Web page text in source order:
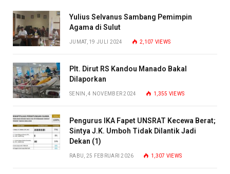
Yulius Selvanus Sambang Pemimpin
Agama di Sulut
JUMAT, 19 JULI 2024 2,107 VIEWS
Plt. Dirut RS Kandou Manado Bakal
Dilaporkan
SENIN, 4 NOVEMBER 2024 1,355 VIEWS
Pengurus IKA Fapet UNSRAT Kecewa Berat;
Sintya J.K. Umboh Tidak Dilantik Jadi
Dekan (1)
RABU, 25 FEBRUARI 2026 1,307 VIEWS